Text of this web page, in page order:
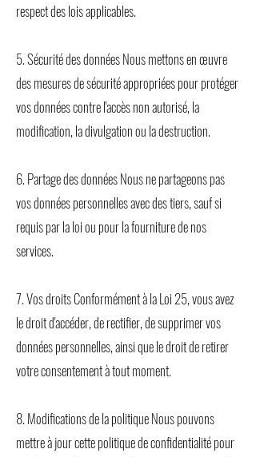
respect des lois applicables.
5. Sécurité des données Nous mettons en œuvre
des mesures de sécurité appropriées pour protéger
vos données contre l'accès non autorisé, la
modification, la divulgation ou la destruction.
6. Partage des données Nous ne partageons pas
vos données personnelles avec des tiers, sauf si
requis par la loi ou pour la fourniture de nos
services.
7. Vos droits Conformément à la Loi 25, vous avez
le droit d'accéder, de rectifier, de supprimer vos
données personnelles, ainsi que le droit de retirer
votre consentement à tout moment.
8. Modifications de la politique Nous pouvons
mettre à jour cette politique de confidentialité pour